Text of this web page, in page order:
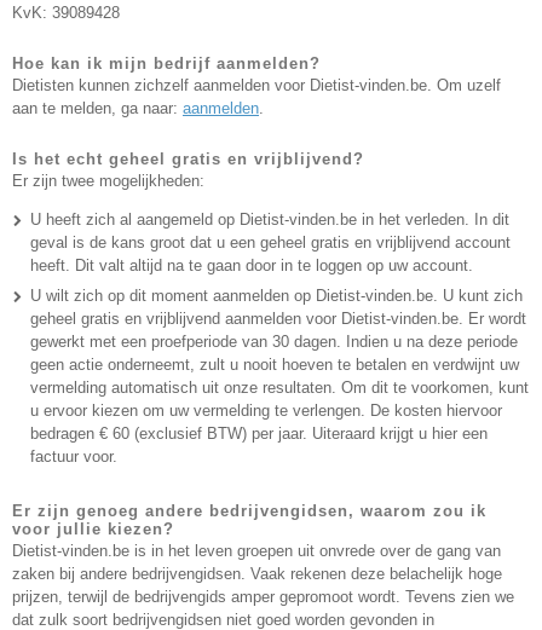
KvK: 39089428
Hoe kan ik mijn bedrijf aanmelden?
Dietisten kunnen zichzelf aanmelden voor Dietist-vinden.be. Om uzelf
aan te melden, ga naar: aanmelden.
Is het echt geheel gratis en vrijblijvend?
Er zijn twee mogelijkheden:
U heeft zich al aangemeld op Dietist-vinden.be in het verleden. In dit
geval is de kans groot dat u een geheel gratis en vrijblijvend account
heeft. Dit valt altijd na te gaan door in te loggen op uw account.
U wilt zich op dit moment aanmelden op Dietist-vinden.be. U kunt zich
geheel gratis en vrijblijvend aanmelden voor Dietist-vinden.be. Er wordt
gewerkt met een proefperiode van 30 dagen. Indien u na deze periode
geen actie onderneemt, zult u nooit hoeven te betalen en verdwijnt uw
vermelding automatisch uit onze resultaten. Om dit te voorkomen, kunt
u ervoor kiezen om uw vermelding te verlengen. De kosten hiervoor
bedragen € 60 (exclusief BTW) per jaar. Uiteraard krijgt u hier een
factuur voor.
Er zijn genoeg andere bedrijvengidsen, waarom zou ik
voor jullie kiezen?
Dietist-vinden.be is in het leven groepen uit onvrede over de gang van
zaken bij andere bedrijvengidsen. Vaak rekenen deze belachelijk hoge
prijzen, terwijl de bedrijvengids amper gepromoot wordt. Tevens zien we
dat zulk soort bedrijvengidsen niet goed worden gevonden in